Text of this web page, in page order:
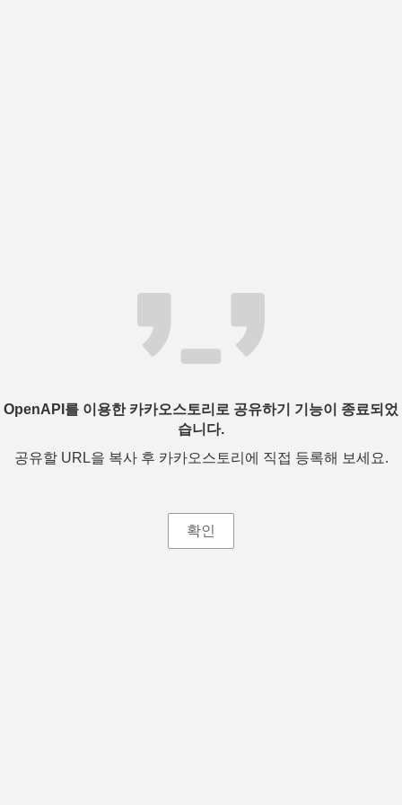
OpenAPI를 이용한 카카오스토리로 공유하기 기능이 종료되었
습니다.
공유할 URL을 복사 후 카카오스토리에 직접 등록해 보세요.
확인